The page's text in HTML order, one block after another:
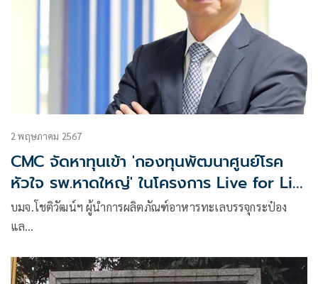
2 พฤษภาคม 2567
CMC จัดหาทุนเข้า 'กองทุนพัฒนาศูนย์โรค
หัวใจ รพ.หาดใหญ่' ในโครงการ Live for Life
ชีวิตต่อชีวิต
บมจ.โชติวัฒน์ฯ ผู้นำการผลิตภัณฑ์อาหารทะเลบรรจุกระป๋อง
แล…